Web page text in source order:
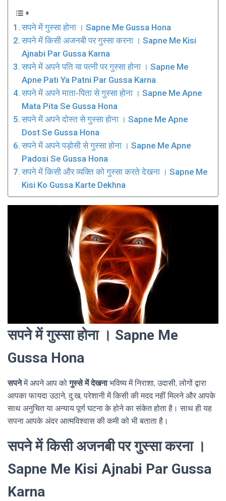
सपने में गुस्सा होना । Sapne Me Gussa Hona
सपने में किसी अजनबी पर गुस्सा करना । Sapne Me Kisi
Ajnabi Par Gussa Karna
सपने में अपने पति या पत्नी पर गुस्सा होना । Sapne Me
Apne Pati Ya Patni Par Gussa Karna
सपने में अपने माता-पिता से गुस्सा होना । Sapne Me Apne
Mata Pita Se Gussa Hona
सपने में अपने दोस्त से गुस्सा होना । Sapne Me Apne
Dost Se Gussa Hona
सपने में अपने पड़ोसी से गुस्सा होना । Sapne Me Apne
Padosi Se Gussa Hona
सपने में किसी और व्यक्ति को गुस्सा करते देखना । Sapne Me
Kisi Ko Gussa Karte Dekhna
सपने में गुस्सा होना । Sapne Me
Gussa Hona
सपनेमें अपने आप कोगुस्से में देखनाभविष्य में निराशा, उदासी, लोगों द्वारा
आपका फायदा उठाने, दु:ख, परेशानी में किसी की मदद नहीं मिलने और आपके
साथ अनुचित या अन्याय पूर्ण घटना के होने का संकेत होता है। साथ ही यह
सपना आपके अंदर आत्मविश्वास की कमी को भी बताता है।
सपने में किसी अजनबी पर गुस्सा करना ।
Sapne Me Kisi Ajnabi Par Gussa
Karna